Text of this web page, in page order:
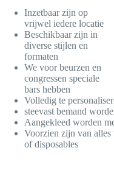
Inzetbaar zijn op
vrijwel iedere locatie
Beschikbaar zijn in
diverse stijlen en
formaten
We voor beurzen en
congressen speciale
bars hebben
Volledig te
steevast bemand
Aangekleed worden
Voorzien zijn van
of disposables